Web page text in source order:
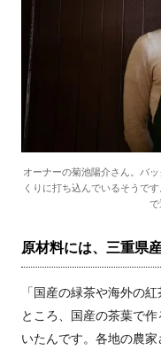
オーナーの菊池陽介さん。バ
くりに打ち込んでいるそうで
で
原材料には、三重県
「国産の緑茶や海外の
ところ、国産の茶葉で
いたんです。各地の農